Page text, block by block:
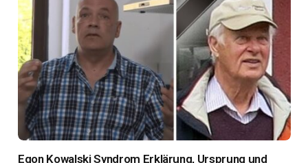
Egon Kowalski Syndrom Erklärung, Ursprung und